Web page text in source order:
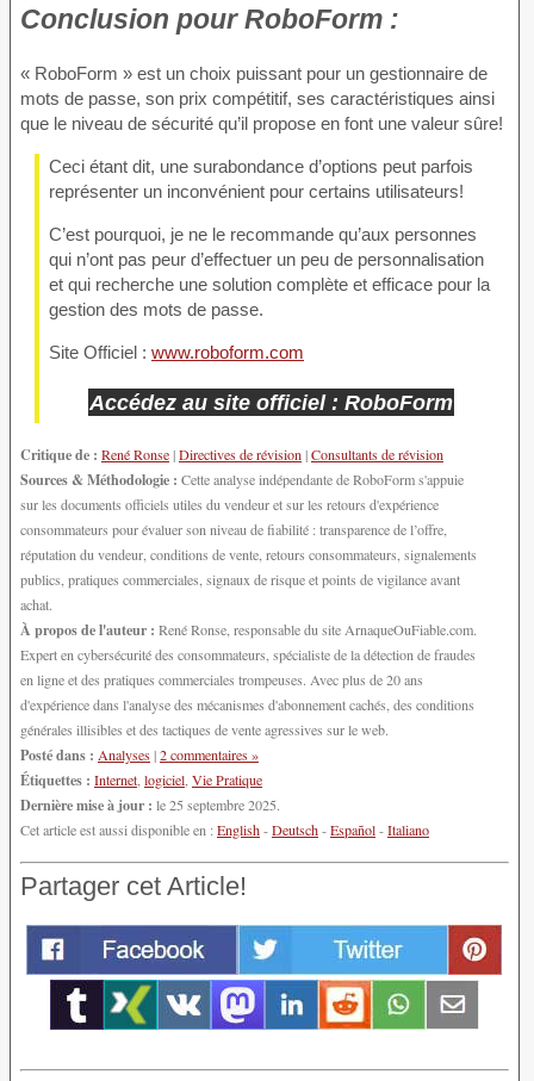
Conclusion pour RoboForm :
« RoboForm » est un choix puissant pour un gestionnaire de
mots de passe, son prix compétitif, ses caractéristiques ainsi
que le niveau de sécurité qu’il propose en font une valeur sûre!
Ceci étant dit, une surabondance d’options peut parfois
représenter un inconvénient pour certains utilisateurs!
C’est pourquoi, je ne le recommande qu’aux personnes
qui n’ont pas peur d’effectuer un peu de personnalisation
et qui recherche une solution complète et efficace pour la
gestion des mots de passe.
Site Officiel : www.roboform.com
Accédez au site officiel : RoboForm
Critique de : René Ronse|Directives de révision|Consultants de révision
Sources & Méthodologie : Cette analyse indépendante de RoboForm s'appuie
sur les documents officiels utiles du vendeur et sur les retours d'expérience
consommateurs pour évaluer son niveau de fiabilité : transparence de l’offre,
réputation du vendeur, conditions de vente, retours consommateurs, signalements
publics, pratiques commerciales, signaux de risque et points de vigilance avant
achat.
À propos de l'auteur : René Ronse, responsable du site ArnaqueOuFiable.com.
Expert en cybersécurité des consommateurs, spécialiste de la détection de fraudes
en ligne et des pratiques commerciales trompeuses. Avec plus de 20 ans
d'expérience dans l'analyse des mécanismes d'abonnement cachés, des conditions
générales illisibles et des tactiques de vente agressives sur le web.
Posté dans : Analyses|2 commentaires »
Étiquettes : Internet logiciel Vie Pratique
Dernière mise à jour : le 25 septembre 2025.
Cet article est aussi disponible en :English-Deutsch-Español-Italiano
Partager cet Article!